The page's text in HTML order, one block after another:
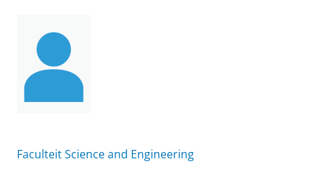
Faculteit Science and Engineering